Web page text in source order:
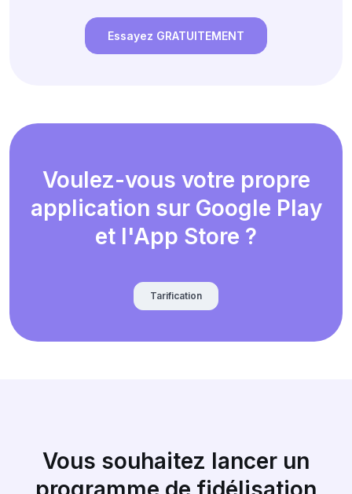
Essayez GRATUITEMENT
Voulez-vous votre propre
application sur Google Play
et l'App Store ?
Tarification
Vous souhaitez lancer un